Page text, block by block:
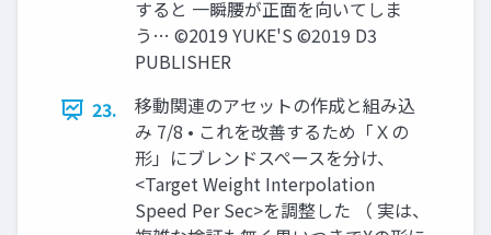
すると 一瞬腰が正面を向いてしま
う… ©2019 YUKE'S ©2019 D3
PUBLISHER
23.
移動関連のアセットの作成と組み込
み 7/8 • これを改善するため「Ｘの
形」にブレンドスペースを分け、
<Target Weight Interpolation
Speed Per Sec>を調整した （ 実は、